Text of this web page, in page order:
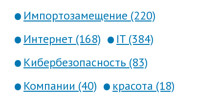
Импортозамещение (220)
Интернет (168)
IT (384)
Кибербезопасность (83)
Компании (40)
красота (18)